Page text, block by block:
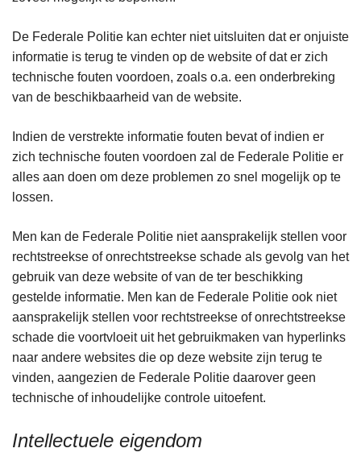
De Federale Politie kan echter niet uitsluiten dat er onjuiste
informatie is terug te vinden op de website of dat er zich
technische fouten voordoen, zoals o.a. een onderbreking
van de beschikbaarheid van de website.
Indien de verstrekte informatie fouten bevat of indien er
zich technische fouten voordoen zal de Federale Politie er
alles aan doen om deze problemen zo snel mogelijk op te
lossen.
Men kan de Federale Politie niet aansprakelijk stellen voor
rechtstreekse of onrechtstreekse schade als gevolg van het
gebruik van deze website of van de ter beschikking
gestelde informatie. Men kan de Federale Politie ook niet
aansprakelijk stellen voor rechtstreekse of onrechtstreekse
schade die voortvloeit uit het gebruikmaken van hyperlinks
naar andere websites die op deze website zijn terug te
vinden, aangezien de Federale Politie daarover geen
technische of inhoudelijke controle uitoefent.
Intellectuele eigendom